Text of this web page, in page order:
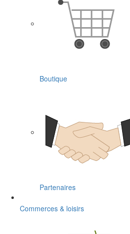
Boutique
Partenaires
Commerces & loisirs